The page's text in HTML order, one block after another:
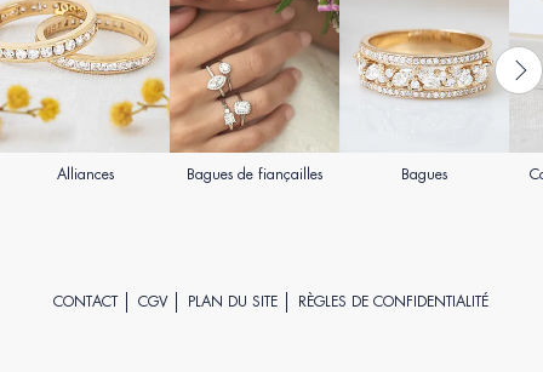
Alliances Bagues de fiançailles Bagues
CONTACT CGV PLAN DU SITE RÈGLES DE CONFIDENTIALITÉ